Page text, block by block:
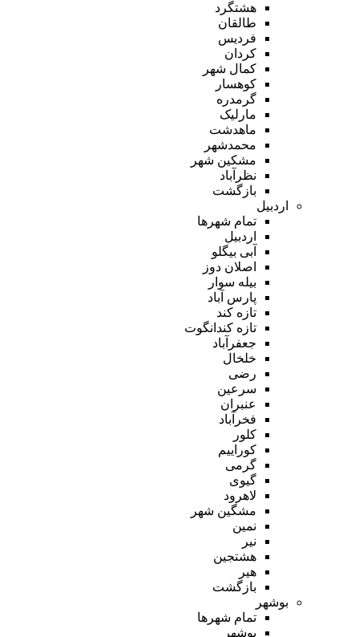
هشتگرد
طالقان
فردیس
کردان
کمال شهر
کوهسار
گرمدره
مارلیک
ماهدشت
محمدشهر
مشکین شهر
نظرآباد
بازگشت
اردبیل
تمام شهر‌ها
اردبیل
آبی بیگلو
اصلان دوز
بیله سوار
پارس آباد
تازه کند
تازه کندانگوت
جعفرآباد
خلخال
رضی
سرعین
عنبران
فخرآباد
کلور
کوراییم
گرمی
گیوی
لاهرود
مشگین شهر
نمین
نیر
هشتجین
هیر
بازگشت
بوشهر
تمام شهر‌ها
بوشهر